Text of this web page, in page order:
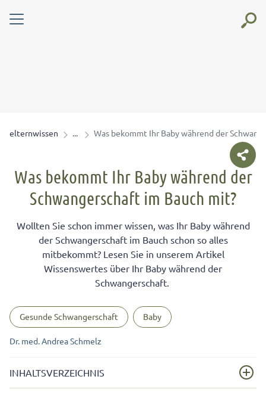
elternwissen Was bekommt Ihr Baby während der
Was bekommt Ihr Baby während der
Schwangerschaft im Bauch mit?
Wollten Sie schon immer wissen, was Ihr Baby während
der Schwangerschaft im Bauch schon so alles
mitbekommt? Lesen Sie in unserem Artikel
Wissenswertes über Ihr Baby während der
Schwangerschaft.
Gesunde Schwangerschaft Baby
Dr. med. Andrea Schmelz
INHALTSVERZEICHNIS